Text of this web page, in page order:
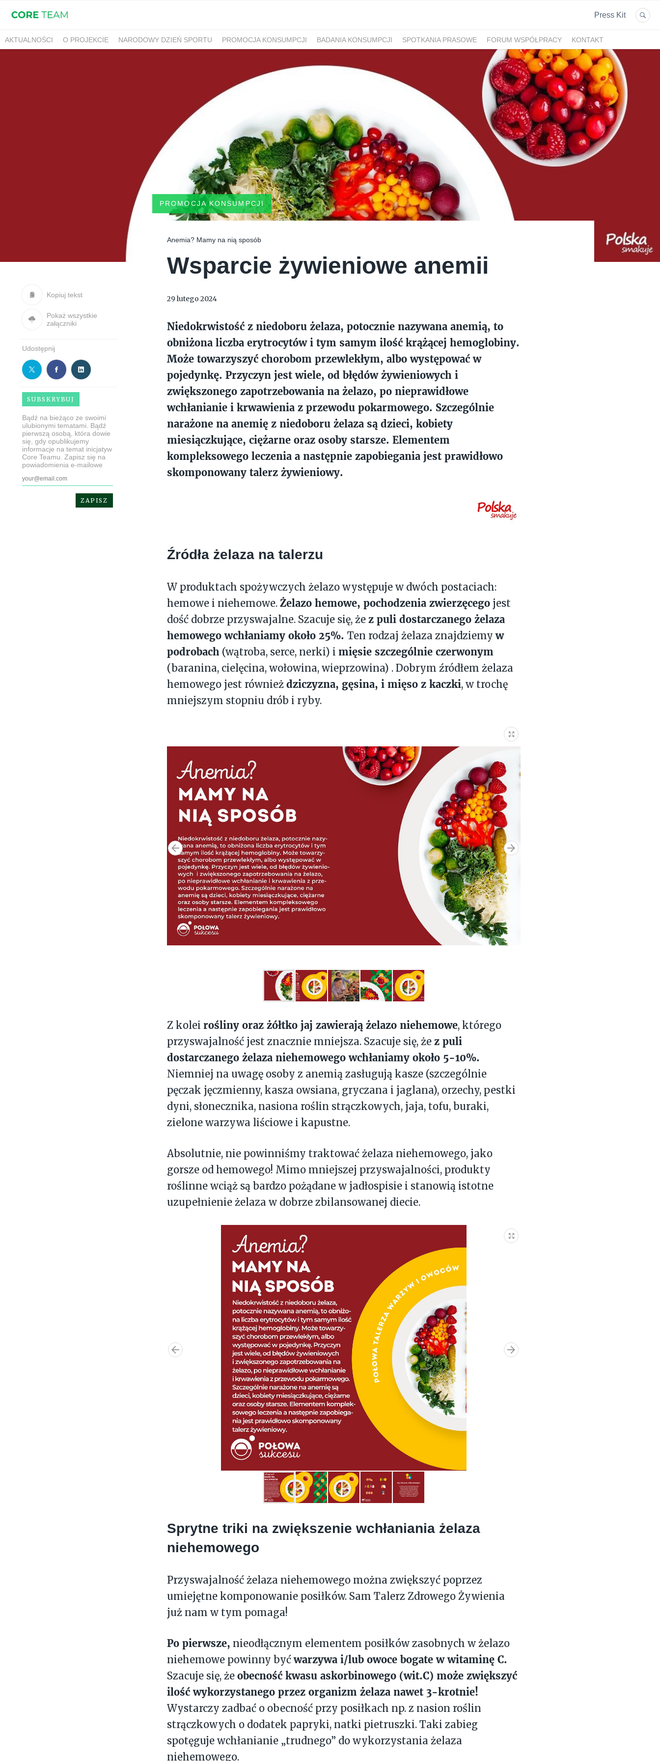
Press Kit
AKTUALNOŚCI O PROJEKCIE NARODOWY DZIEŃ SPORTU PROMOCJA KONSUMPCJI BADANIA KONSUMPCJI SPOTKANIA PRASOWE FORUM WSPÓŁPRACY KONTAKT
Kopiuj tekst
Pokaż wszystkie
załączniki
Udostępnij
SUBSKRYBUJ
Bądź na bieżąco ze swoimi
ulubionymi tematami. Bądź
pierwszą osobą, która dowie
się, gdy opublikujemy
informacje na temat inicjatyw
Core Teamu. Zapisz się na
powiadomienia e-mailowe
PROMOCJA KONSUMPCJI
Anemia? Mamy na nią sposób
Wsparcie żywieniowe anemii
29 lutego 2024
Niedokrwistość z niedoboru żelaza, potocznie nazywana anemią, to
obniżona liczba erytrocytów i tym samym ilość krążącej hemoglobiny.
Może towarzyszyć chorobom przewlekłym, albo występować w
pojedynkę. Przyczyn jest wiele, od błędów żywieniowych i
zwiększonego zapotrzebowania na żelazo, po nieprawidłowe
wchłanianie i krwawienia z przewodu pokarmowego. Szczególnie
narażone na anemię z niedoboru żelaza są dzieci, kobiety
miesiączkujące, ciężarne oraz osoby starsze. Elementem
kompleksowego leczenia a następnie zapobiegania jest prawidłowo
skomponowany talerz żywieniowy.
Źródła żelaza na talerzu
W produktach spożywczych żelazo występuje w dwóch postaciach:
hemowe i niehemowe. Żelazo hemowe, pochodzenia zwierzęcego jest
dość dobrze przyswajalne. Szacuje się, że z puli dostarczanego żelaza
hemowego wchłaniamy około 25%. Ten rodzaj żelaza znajdziemyw
podrobach (wątroba, serce, nerki) i mięsie szczególnie czerwonym
(baranina, cielęcina, wołowina, wieprzowina) . Dobrym źródłem żelaza
hemowego jest również dziczyzna, gęsina, i mięso z kaczki, w trochę
mniejszym stopniu drób i ryby.
Z kolei rośliny oraz żółtko jaj zawierają żelazo niehemowe, którego
przyswajalność jest znacznie mniejsza. Szacuje się, że z puli
dostarczanego żelaza niehemowego wchłaniamy około 5-10%.
Niemniej na uwagę osoby z anemią zasługują kasze (szczególnie
pęczak jęczmienny, kasza owsiana, gryczana i jaglana), orzechy, pestki
dyni, słonecznika, nasiona roślin strączkowych, jaja, tofu, buraki,
zielone warzywa liściowe i kapustne.
Absolutnie, nie powinniśmy traktować żelaza niehemowego, jako
gorsze od hemowego! Mimo mniejszej przyswajalności, produkty
roślinne wciąż są bardzo pożądane w jadłospisie i stanowią istotne
uzupełnienie żelaza w dobrze zbilansowanej diecie.
Sprytne triki na zwiększenie wchłaniania żelaza
niehemowego
Przyswajalność żelaza niehemowego można zwiększyć poprzez
umiejętne komponowanie posiłków. Sam Talerz Zdrowego Żywienia
już nam w tym pomaga!
Po pierwsze, nieodłącznym elementem posiłków zasobnych w żelazo
niehemowe powinny byćwarzywa i/lub owoce bogate w witaminę C.
Szacuje się, że obecność kwasu askorbinowego (wit.C) może zwiększyć
ilość wykorzystanego przez organizm żelaza nawet 3-krotnie!
Wystarczy zadbać o obecność przy posiłkach np. z nasion roślin
strączkowych o dodatek papryki, natki pietruszki. Taki zabieg
spotęguje wchłanianie „trudnego” do wykorzystania żelaza
niehemowego.